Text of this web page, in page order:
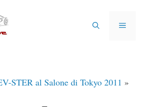
MENU
STER al Salone di Tokyo 2011 »